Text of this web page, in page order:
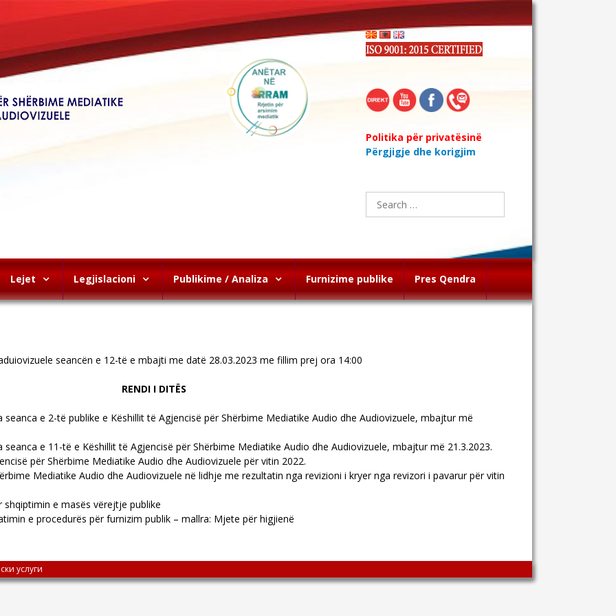
Politika për privatësinë
Përgjigje dhe korigjim
Search
for:
Lejet Legjislacioni Publikime / Analiza Furnizime publike Pres Qendra
seancën e 12-të e mbajti me datë 28.03.2023 me fillim prej ora 14:00
RENDI I DITËS
e 2-të publike e Këshillit të Agjencisë për Shërbime Mediatike Audio dhe Audiovizuele, mbajtur më
e 11-të e Këshillit të Agjencisë për Shërbime Mediatike Audio dhe Audiovizuele, mbajtur më 21.3.2023.
për Shërbime Mediatike Audio dhe Audiovizuele për vitin 2022.
Mediatike Audio dhe Audiovizuele në lidhje me rezultatin nga revizioni i kryer nga revizori i pavarur për vitin
e masës vërejtje publike
e procedurës për furnizim publik – mallra: Mjete për higjienë
provides
услуги